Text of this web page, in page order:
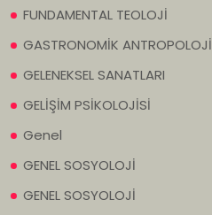
FUNDAMENTAL TEOLOJİ
GASTRONOMİK ANTROPOLOJİ
GELENEKSEL SANATLARI
GELİŞİM PSİKOLOJİSİ
Genel
GENEL SOSYOLOJİ
GENEL SOSYOLOJİ